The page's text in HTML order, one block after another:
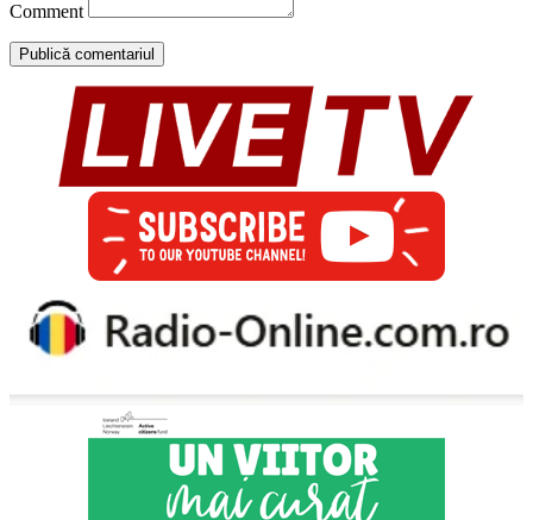
Comment